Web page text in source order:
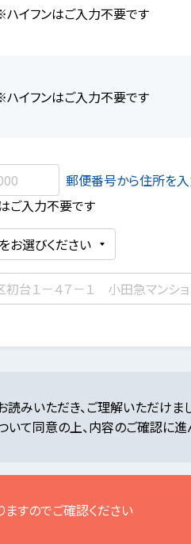
イフンはご入力不要です
イフンはご入力不要です
郵便番号から住所を
ご入力不要です
読みいただき、ご理解いただけま
て同意の上、内容のご確認に進
すのでご確認ください